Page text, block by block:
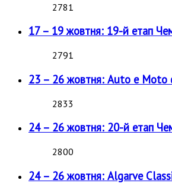
2781
17 – 19 жовтня: 19-й етап
2791
23 – 26 жовтня: Auto e Moto
2833
24 – 26 жовтня: 20-й етап
2800
24 – 26 жовтня: Algarve